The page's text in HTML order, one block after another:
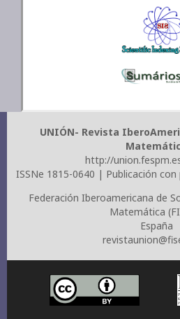
UNIÓN- Revista
http://
ISSNe 1815-0640 | Publicación
Federación Iberoamericana de
Matemática
España